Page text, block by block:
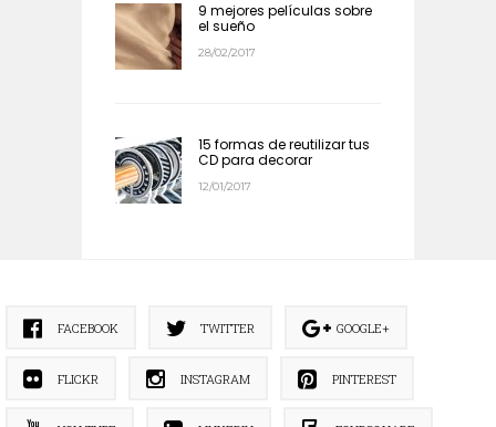
9 mejores películas sobre
el sueño
28/02/2017
15 formas de reutilizar tus
CD para decorar
12/01/2017
FACEBOOK TWITTER GOOGLE+
FLICKR INSTAGRAM PINTEREST